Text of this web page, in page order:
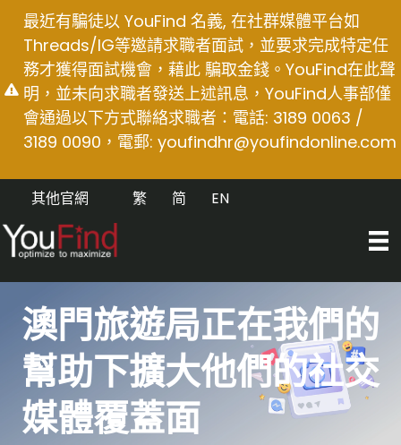
content
最近有騙徒以 YouFind 名義, 在社群媒體平台如
Threads/IG等邀請求職者面試，並要求完成特定任
務才獲得面試機會，藉此 騙取金錢。YouFind在此聲
明，並未向求職者發送上述訊息，YouFind人事部僅
會通過以下方式聯絡求職者：電話: 3189 0063 /
3189 0090，電郵: youfindhr@youfindonline.com
其他官網 EN
简
繁
澳門旅遊局正在我們的
幫助下擴大他們的社交
媒體覆蓋面